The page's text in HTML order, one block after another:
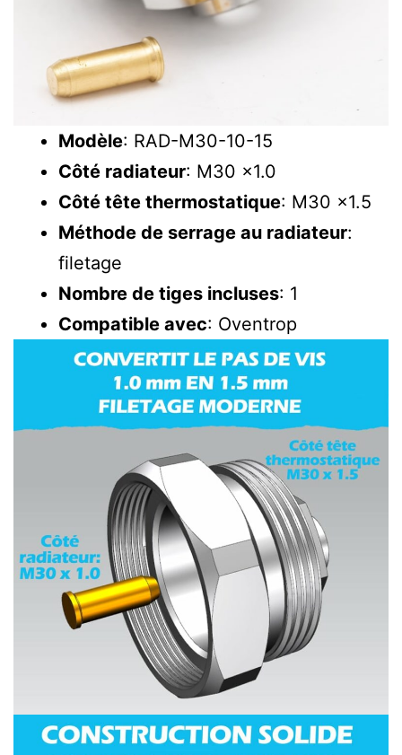
Modèle: RAD-M30-10-15
Côté radiateur: M30 x1.0
Côté tête thermostatique: M30 x1.5
Méthode de serrage au radiateur:
filetage
Nombre de tiges incluses: 1
Compatible avec: Oventrop